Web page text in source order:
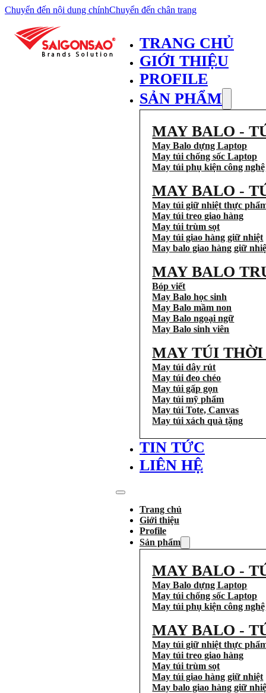
Chuyển đến nội dung chínhChuyển đến chân trang
TRANG CHỦ
GIỚI THIỆU
PROFILE
SẢN PHẨM
MAY BALO -
May Balo dựng Laptop
May túi chống sốc Laptop
May túi phụ kiện công nghệ
MAY BALO -
May túi giữ nhiệt thực
May túi treo giao hàng
May túi trùm sọt
May túi giao hàng giữ nhiệt
May balo giao hàng giữ
MAY BALO
Bóp viết
May Balo học sinh
May Balo mầm non
May Balo ngoại ngữ
May Balo sinh viên
MAY TÚI
May túi dây rút
May túi đeo chéo
May túi gấp gọn
May túi mỹ phẩm
May túi Tote, Canvas
May túi xách quà tặng
TIN TỨC
LIÊN HỆ
Trang chủ
Giới thiệu
Profile
Sản phẩm
MAY BALO -
May Balo dựng Laptop
May túi chống sốc Laptop
May túi phụ kiện công nghệ
MAY BALO -
May túi giữ nhiệt thực
May túi treo giao hàng
May túi trùm sọt
May túi giao hàng giữ nhiệt
May balo giao hàng giữ